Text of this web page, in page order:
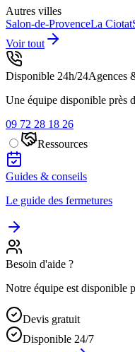
Autres villes
Salon-de-ProvenceLa Ciotat
Voir tout
Disponible 24h/24Agences
Une équipe disponible près
09 72 28 18 26
Ressources
Guides & conseils
Le guide des fermetures
Besoin d'aide ?
Notre équipe est disponible
Devis gratuit
Disponible 24/7